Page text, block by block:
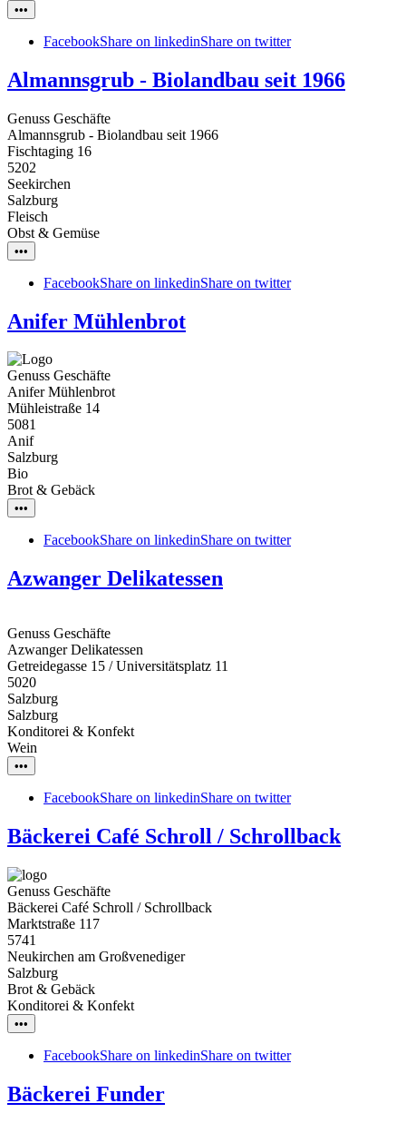
•••
FacebookShare on linkedinShare on twitter
Almannsgrub - Biolandbau seit 1966
Genuss Geschäfte
Almannsgrub - Biolandbau seit 1966
Fischtaging 16
5202
Seekirchen
Salzburg
Fleisch
Obst & Gemüse
•••
FacebookShare on linkedinShare on twitter
Anifer Mühlenbrot
Genuss Geschäfte
Anifer Mühlenbrot
Mühleistraße 14
5081
Anif
Salzburg
Bio
Brot & Gebäck
•••
FacebookShare on linkedinShare on twitter
Azwanger Delikatessen
Genuss Geschäfte
Azwanger Delikatessen
Getreidegasse 15 / Universitätsplatz 11
5020
Salzburg
Salzburg
Konditorei & Konfekt
Wein
•••
FacebookShare on linkedinShare on twitter
Bäckerei Café Schroll / Schrollback
Genuss Geschäfte
Bäckerei Café Schroll / Schrollback
Marktstraße 117
5741
Neukirchen am Großvenediger
Salzburg
Brot & Gebäck
Konditorei & Konfekt
•••
FacebookShare on linkedinShare on twitter
Bäckerei Funder